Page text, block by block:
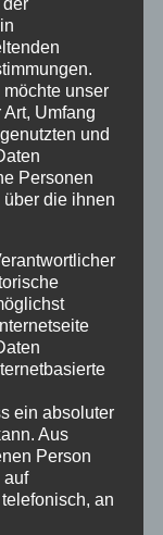
unser
Umfang
und
Personen
die ihnen
ein absoluter
Aus
Person
auf
an